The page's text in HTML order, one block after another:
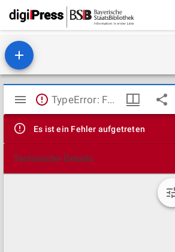
Mirador
Viewer
TypeError: Failed to fetch
Es ist ein Fehler aufgetreten
Technische Details